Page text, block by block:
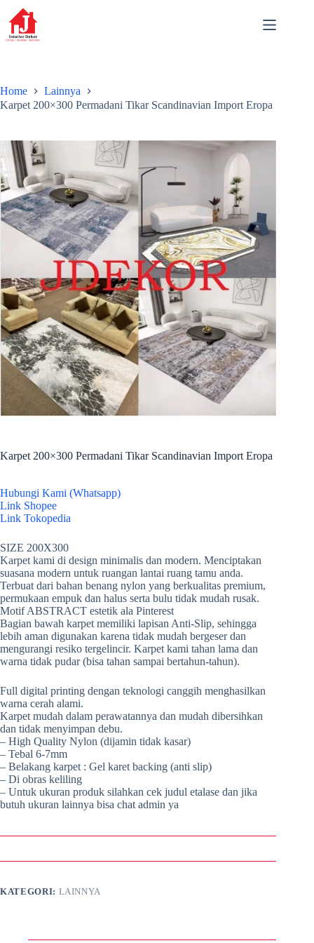
content
Home
Lainnya
Karpet 200×300 Permadani Tikar Scandinavian Import Eropa
Karpet 200×300 Permadani Tikar Scandinavian Import Eropa
Hubungi Kami (Whatsapp)
Link Shopee
Link Tokopedia
SIZE 200X300
Karpet kami di design minimalis dan modern. Menciptakan
suasana modern untuk ruangan lantai ruang tamu anda.
Terbuat dari bahan benang nylon yang berkualitas premium,
permukaan empuk dan halus serta bulu tidak mudah rusak.
Motif ABSTRACT estetik ala Pinterest
Bagian bawah karpet memiliki lapisan Anti-Slip, sehingga
lebih aman digunakan karena tidak mudah bergeser dan
mengurangi resiko tergelincir. Karpet kami tahan lama dan
warna tidak pudar (bisa tahan sampai bertahun-tahun).
Full digital printing dengan teknologi canggih menghasilkan
warna cerah alami.
Karpet mudah dalam perawatannya dan mudah dibersihkan
dan tidak menyimpan debu.
– High Quality Nylon (dijamin tidak kasar)
– Tebal 6-7mm
– Belakang karpet : Gel karet backing (anti slip)
– Di obras keliling
– Untuk ukuran produk silahkan cek judul etalase dan jika
butuh ukuran lainnya bisa chat admin ya
KATEGORI: LAINNYA